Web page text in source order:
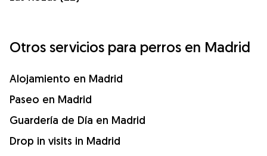
Otros servicios para perros en Madrid
Alojamiento en Madrid
Paseo en Madrid
Guardería de Día en Madrid
Drop in visits in Madrid